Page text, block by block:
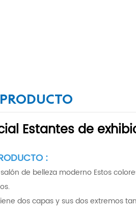
Estantes de
:
de belleza moderno Estos
dos capas y sus dos extremos